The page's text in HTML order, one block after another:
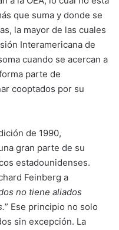
que suma y donde se
la mayor de las cuales
Interamericana de
cuando se acercan a
parte de
cooptados por su
de 1990,
gran parte de su
estadounidenses.
Feinberg a
no tiene aliados
” Ese principio no solo
sin excepción. La